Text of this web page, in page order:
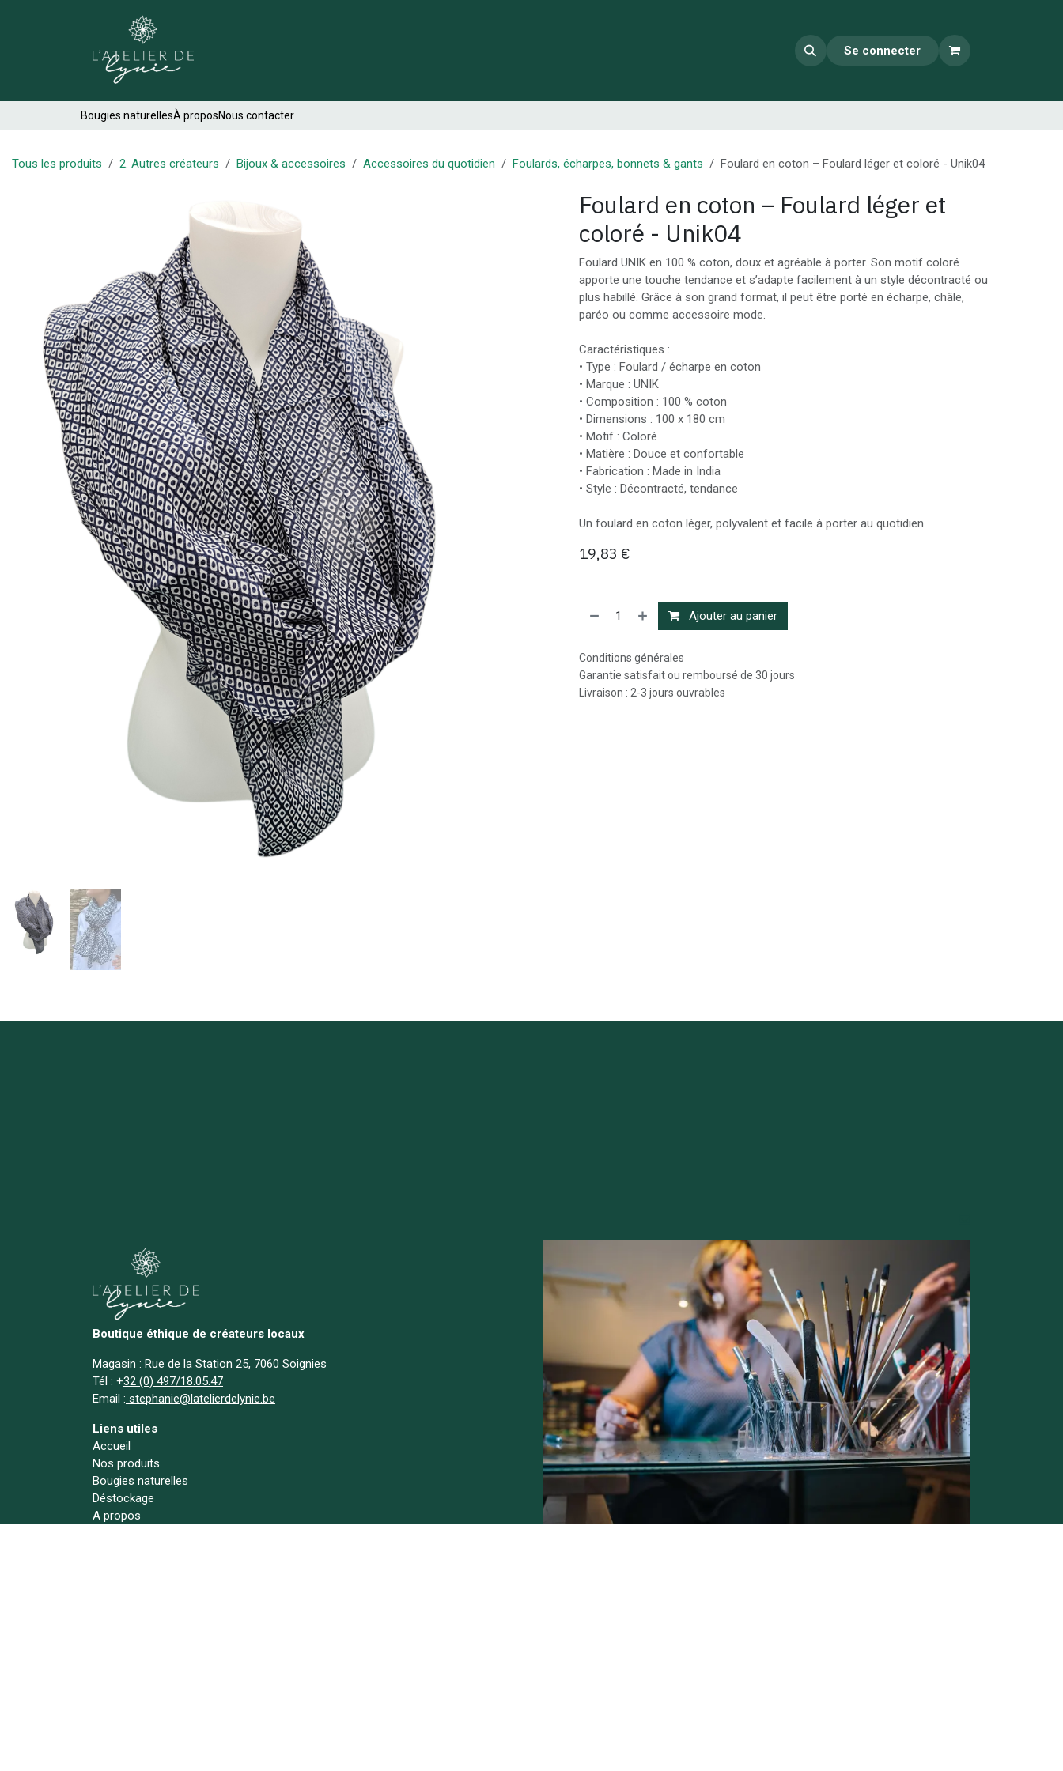
Se connecter
Bougies naturellesÀ proposNous contacter
Tous les produits 2. Autres créateurs Bijoux & accessoires Accessoires du quotidien Foulards, écharpes, bonnets & gants Foulard en coton – Foulard léger et coloré - Unik04
Foulard en coton – Foulard léger et
coloré - Unik04
Foulard UNIK en 100 % coton, doux et agréable à porter. Son motif coloré
apporte une touche tendance et s’adapte facilement à un style décontracté ou
plus habillé. Grâce à son grand format, il peut être porté en écharpe, châle,
paréo ou comme accessoire mode.
Caractéristiques :
• Type : Foulard / écharpe en coton
• Marque : UNIK
• Composition : 100 % coton
• Dimensions : 100 x 180 cm
• Motif : Coloré
• Matière : Douce et confortable
• Fabrication : Made in India
• Style : Décontracté, tendance
Un foulard en coton léger, polyvalent et facile à porter au quotidien.
19,83 €
Ajouter au panier
Conditions générales
Garantie satisfait ou remboursé de 30 jours
Livraison : 2-3 jours ouvrables
Boutique éthique de créateurs locaux
Magasin : Rue de la Station 25, 7060 Soignies
Tél : +32 (0) 497/18.05.47
Email : stephanie@latelierdelynie.be
Liens utiles
Accueil
Nos produits
Bougies naturelles
Déstockage
A propos